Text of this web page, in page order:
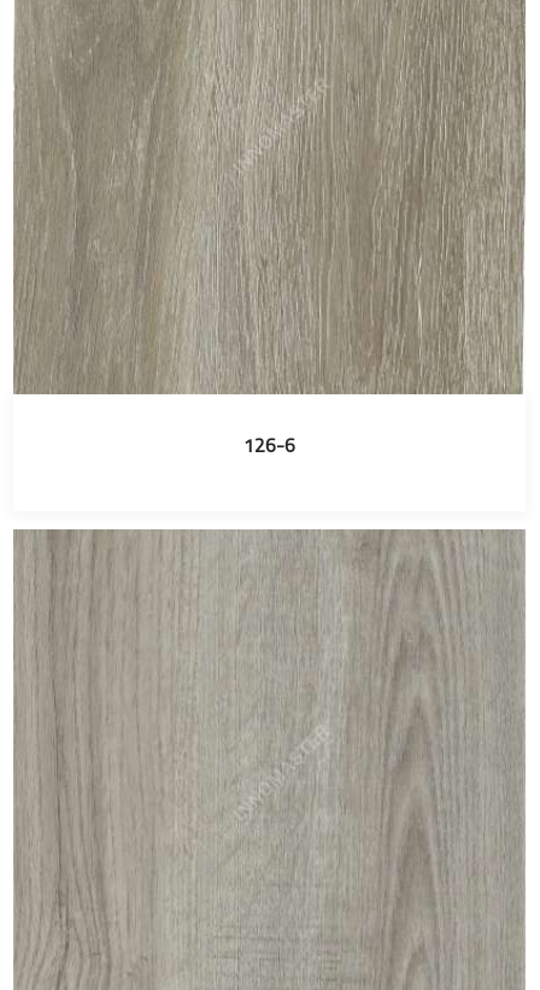
126-6